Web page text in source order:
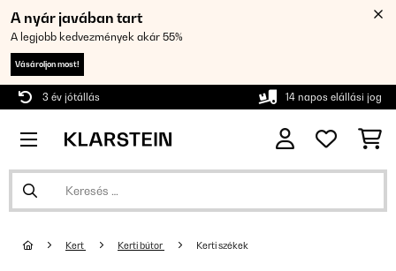
A nyár javában tart
A legjobb kedvezmények akár 55%
Vásároljon most!
3 év jótállás 14 napos elállási jog
Kert Kerti bútor Kerti székek